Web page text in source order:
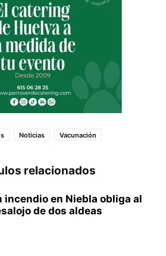
Noticias Vacunación
relacionados
incendio en Niebla obliga al
de dos aldeas